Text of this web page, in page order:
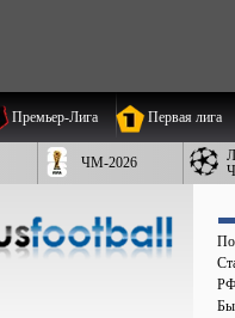
Премьер-Лига Первая лига
ЧМ-2026